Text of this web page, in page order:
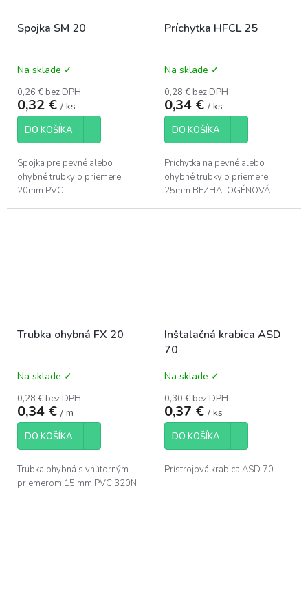
Spojka SM 20
Na sklade ✓
0,26 € bez DPH
0,32 € / ks
DO KOŠÍKA
Spojka pre pevné alebo
ohybné trubky o priemere
20mm PVC
Príchytka HFCL 25
Na sklade ✓
0,28 € bez DPH
0,34 € / ks
DO KOŠÍKA
Príchytka na pevné alebo
ohybné trubky o priemere
25mm BEZHALOGÉNOVÁ
Trubka ohybná FX 20
Na sklade ✓
0,28 € bez DPH
0,34 € / m
DO KOŠÍKA
Trubka ohybná s vnútorným
priemerom 15 mm PVC 320N
Inštalačná krabica ASD
70
Na sklade ✓
0,30 € bez DPH
0,37 € / ks
DO KOŠÍKA
Prístrojová krabica ASD 70